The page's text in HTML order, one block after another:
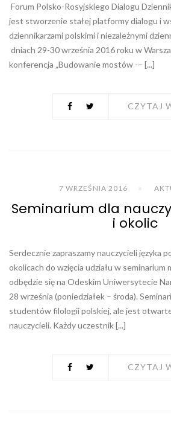
Forum Polsko-Rosyjskiego Dialogu
jest stworzenie stałej platformy dialogu i
dziennikarzami polskimi i niezależnymi
dniach 29-30 września 2016 roku w
konferencja „Budowanie mostów -– [...]
CZYTAJ
7 WRZEŚNIA 2016
Seminarium dla
i okolic
Serdecznie zapraszamy nauczycieli języka
okolicach do wzięcia udziału w
odbędzie się na Odeskim Uniwersytecie
28 września (poniedziałek – środa).
studentów filologii polskiej, ale jest
nauczycieli. Każdy uczestnik [...]
CZYTAJ